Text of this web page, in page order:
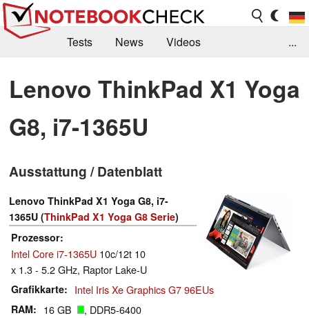
Tests News
Videos
Kaufberatung
Deals Suche
Jobs
Forum
...
Lenovo ThinkPad X1 Yoga
G8, i7-1365U
Ausstattung / Datenblatt
Lenovo ThinkPad X1 Yoga G8, i7-
1365U (ThinkPad X1 Yoga G8 Serie)
Prozessor
Intel Core i7-1365U 10c/12t 10
x 1.3 - 5.2 GHz, Raptor Lake-U
Grafikkarte Intel Iris Xe Graphics G7 96EUs
RAM 16 GB , DDR5-6400